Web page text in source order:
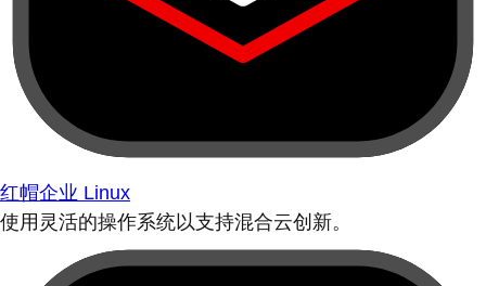
红帽企业 Linux
使用灵活的操作系统以支持混合云创新。